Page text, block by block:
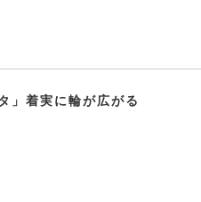
」着実に輪が広がる